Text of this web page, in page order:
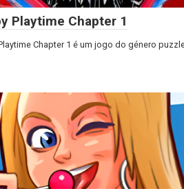
Playtime Chapter 1
Chapter 1 é um jogo do género